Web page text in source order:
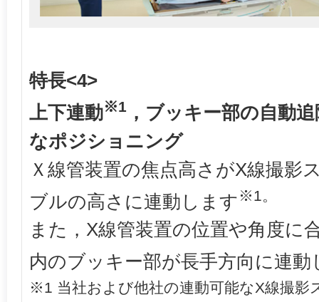
特長<4>
上下連動※1 ，ブッキー部の自動
なポジショニング
Ｘ線管装置の焦点高さがX線撮影
ブルの高さに連動します ※1。
また，X線管装置の位置や角度に
内のブッキー部が長手方向に連動
※1 当社および他社の連動可能なX線撮影